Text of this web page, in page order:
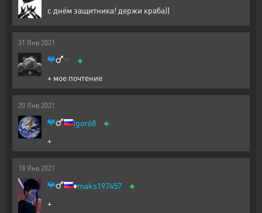
с днём защитника! держи краба))
31 Янв 2021
+
+ мое почтение
20 Янв 2021
Igor68 +
+
18 Янв 2021
♦️maks197457 +
+